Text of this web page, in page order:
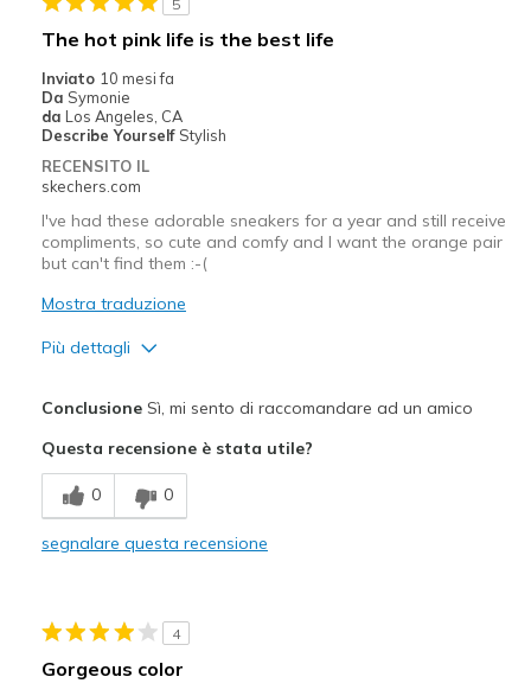
Difetti
Migliori Utilizzi:
Travel
Width
Feels true to width
Sizing
Feels true to size
View On Shoes
5
The hot pink life is the best life
Inviato 10 mesi fa
Da Symonie
da Los Angeles, CA
Describe Yourself Stylish
RECENSITO IL
skechers.com
I've had these adorable sneakers for a year and still receive
compliments, so cute and comfy and I want the orange pair
but can't find them :-(
Mostra traduzione
Più dettagli
Comfortable
Stylish
Going Out
ConclusioneSì, mi sento di raccomandare ad un amico
Questa recensione è stata utile?
0 0
segnalare questa recensione
4
Gorgeous color